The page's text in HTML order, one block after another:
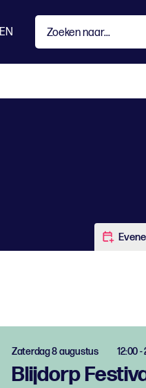
EN
Blijdorp
Zaterdag 8 augustus 12:00 -